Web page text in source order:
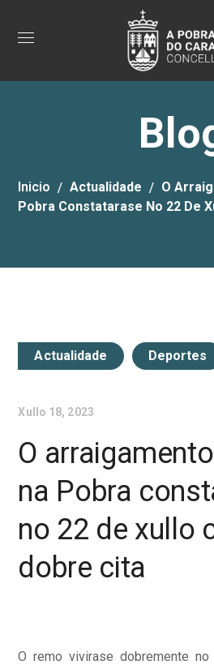
Inicio Actualidade
O
Pobra Constatarase No 22 De
Actualidade Deportes
Xullo 18, 2023
O
na Pobra
no 22 de xullo
dobre cita
O remo vivirase dobremente